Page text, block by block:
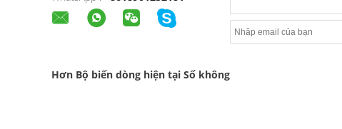
Hơn Bộ biến dòng hiện tại Số không